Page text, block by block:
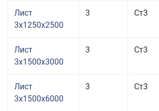
Лист
3x1250x2500
3 Ст3
Лист
3x1500x3000
3 Ст3
Лист
3x1500x6000
3 Ст3